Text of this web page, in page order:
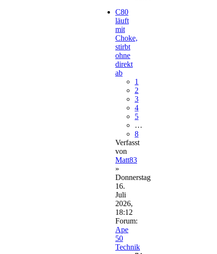
C80
läuft
mit
Choke,
stirbt
ohne
direkt
ab
1
2
3
4
5
…
8
Verfasst
von
Matt83
»
Donnerstag
16.
Juli
2026,
18:12
Forum:
Ape
50
Technik